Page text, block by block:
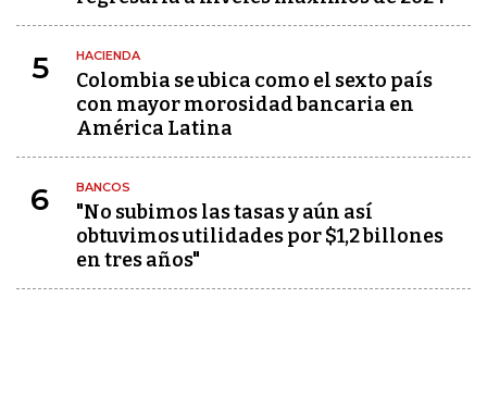
5 HACIENDA
Colombia se ubica como el sexto país
con mayor morosidad bancaria en
América Latina
6 BANCOS
"No subimos las tasas y aún así
obtuvimos utilidades por $1,2 billones
en tres años"